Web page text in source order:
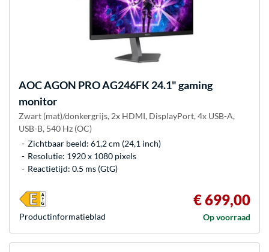
AOCAGON PRO AG246FK 24.1" gaming
monitor
Zwart (mat)/donkergrijs, 2x HDMI, DisplayPort, 4x USB-A,
USB-B, 540 Hz (OC)
Zichtbaar beeld: 61,2 cm (24,1 inch)
Resolutie: 1920 x 1080 pixels
Reactietijd: 0.5 ms (GtG)
€ 699,00
Op voorraad
Product­informatieblad